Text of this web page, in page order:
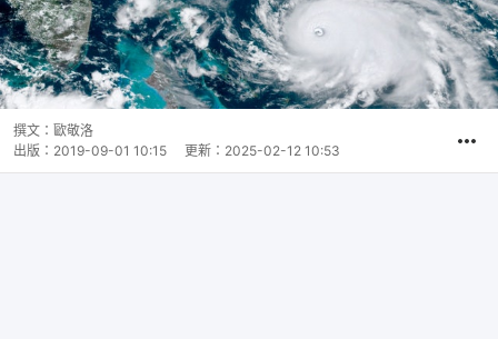
撰文： 歐敬洛
出版： 2019-09-01 10:15 更新： 2025-02-12 10:53